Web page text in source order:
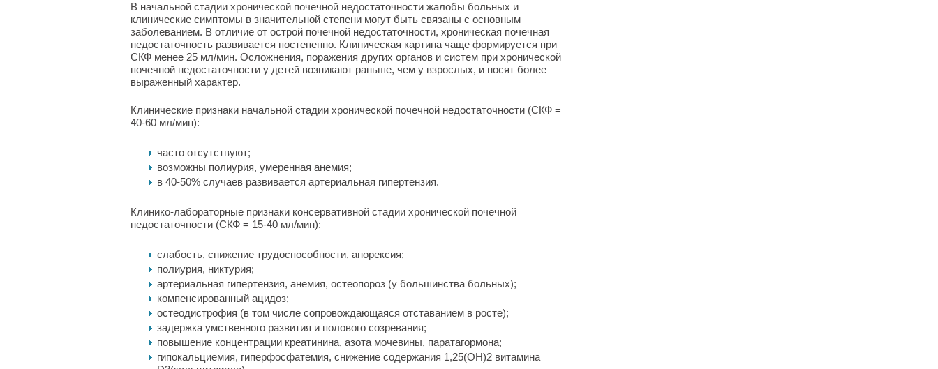
В начальной стадии хронической почечной недостаточности жалобы больных и
клинические симптомы в значительной степени могут быть связаны с основным
заболеванием. В отличие от острой почечной недостаточности, хроническая почечная
недостаточность развивается постепенно. Клиническая картина чаще формируется при
СКФ менее 25 мл/мин. Осложнения, поражения других органов и систем при хронической
почечной недостаточности у детей возникают раньше, чем у взрослых, и носят более
выраженный характер.
Клинические признаки начальной стадии хронической почечной недостаточности (СКФ =
40-60 мл/мин):
часто отсутствуют;
возможны полиурия, умеренная анемия;
в 40-50% случаев развивается артериальная гипертензия.
Клинико-лабораторные признаки консервативной стадии хронической почечной
недостаточности (СКФ = 15-40 мл/мин):
слабость, снижение трудоспособности, анорексия;
полиурия, никтурия;
артериальная гипертензия, анемия, остеопороз (у большинства больных);
компенсированный ацидоз;
остеодистрофия (в том числе сопровождающаяся отставанием в росте);
задержка умственного развития и полового созревания;
повышение концентрации креатинина, азота мочевины, паратагормона;
гипокальциемия, гиперфосфатемия, снижение содержания 1,25(ОН)2 витамина